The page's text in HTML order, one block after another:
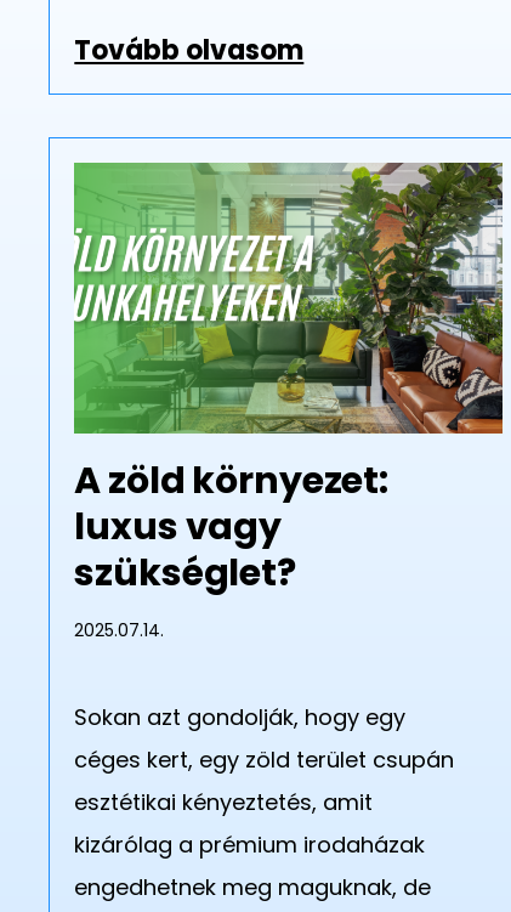
Tovább olvasom
A zöld környezet:
luxus vagy
szükséglet?
2025.07.14.
Sokan azt gondolják, hogy egy
céges kert, egy zöld terület csupán
esztétikai kényeztetés, amit
kizárólag a prémium irodaházak
engedhetnek meg maguknak, de